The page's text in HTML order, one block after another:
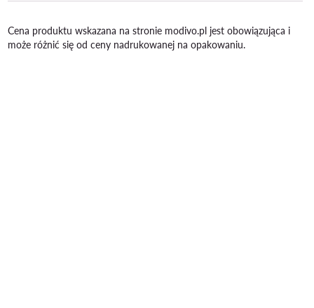
Cena produktu wskazana na stronie modivo.pl jest obowiązująca i
może różnić się od ceny nadrukowanej na opakowaniu.